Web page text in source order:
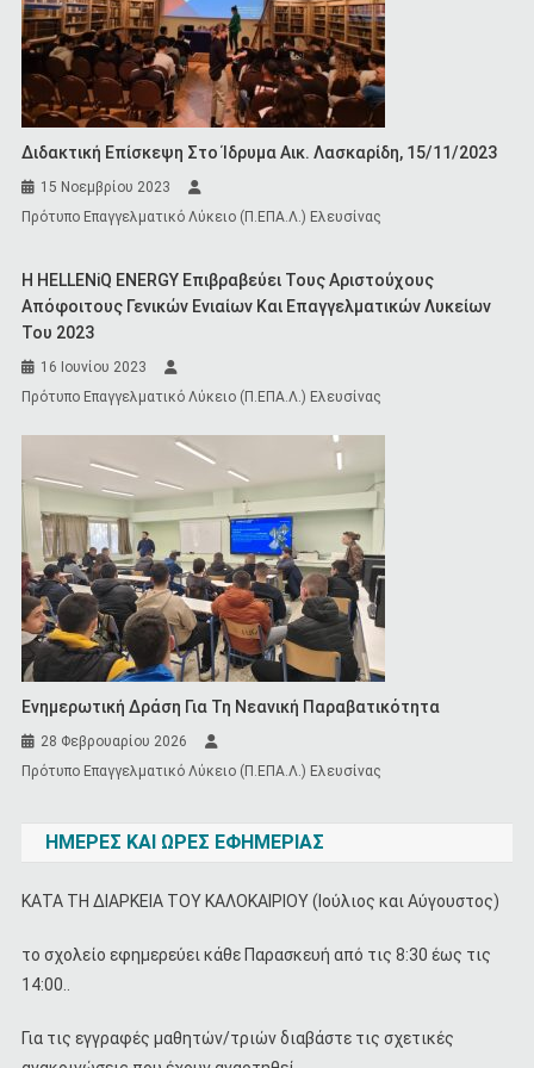
Διδακτική Επίσκεψη Στο Ίδρυμα Αικ. Λασκαρίδη, 15/11/2023
15 Νοεμβρίου 2023
Πρότυπο Επαγγελματικό Λύκειο (Π.ΕΠΑ.Λ.) Ελευσίνας
Η HELLENiQ ENERGY Επιβραβεύει Τους Αριστούχους
Απόφοιτους Γενικών Ενιαίων Και Επαγγελματικών Λυκείων
Του 2023
16 Ιουνίου 2023
Πρότυπο Επαγγελματικό Λύκειο (Π.ΕΠΑ.Λ.) Ελευσίνας
Ενημερωτική Δράση Για Τη Νεανική Παραβατικότητα
28 Φεβρουαρίου 2026
Πρότυπο Επαγγελματικό Λύκειο (Π.ΕΠΑ.Λ.) Ελευσίνας
ΗΜΕΡΕΣ ΚΑΙ ΩΡΕΣ ΕΦΗΜΕΡΙΑΣ
ΚΑΤΑ ΤΗ ΔΙΑΡΚΕΙΑ ΤΟΥ ΚΑΛΟΚΑΙΡΙΟΥ (Ιούλιος και Αύγουστος)
το σχολείο εφημερεύει κάθε Παρασκευή από τις 8:30 έως τις
14:00..
Για τις εγγραφές μαθητών/τριών διαβάστε τις σχετικές